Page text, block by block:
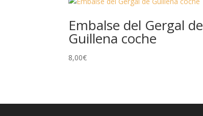
Embalse del Gergal de
Guillena coche
8,00€